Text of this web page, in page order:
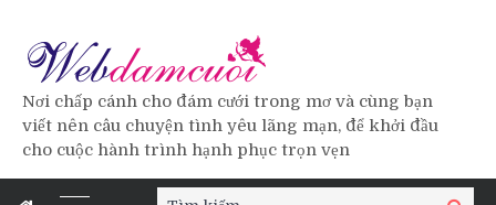
Nơi chấp cánh cho đám cưới trong mơ và cùng bạn
viết nên câu chuyện tình yêu lãng mạn, để khởi đầu
cho cuộc hành trình hạnh phục trọn vẹn
Tìm